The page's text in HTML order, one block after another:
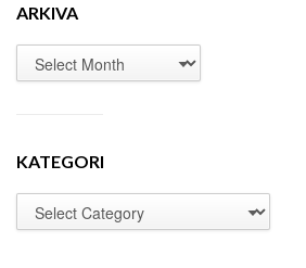
ARKIVA
KATEGORI